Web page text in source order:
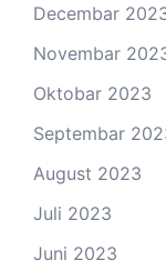
Decembar
Novembar
Oktobar 2023
Septembar
August 2023
Juli 2023
Juni 2023